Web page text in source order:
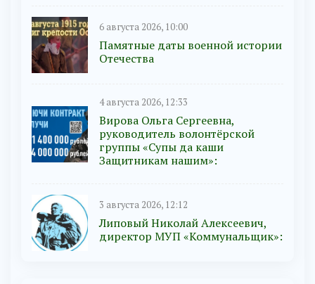
6 августа 2026, 10:00
Памятные даты военной истории
Отечества
4 августа 2026, 12:33
Вирова Ольга Сергеевна,
руководитель волонтёрской
группы «Супы да каши
Защитникам нашим»:
3 августа 2026, 12:12
Липовый Николай Алексеевич,
директор МУП «Коммунальщик»: